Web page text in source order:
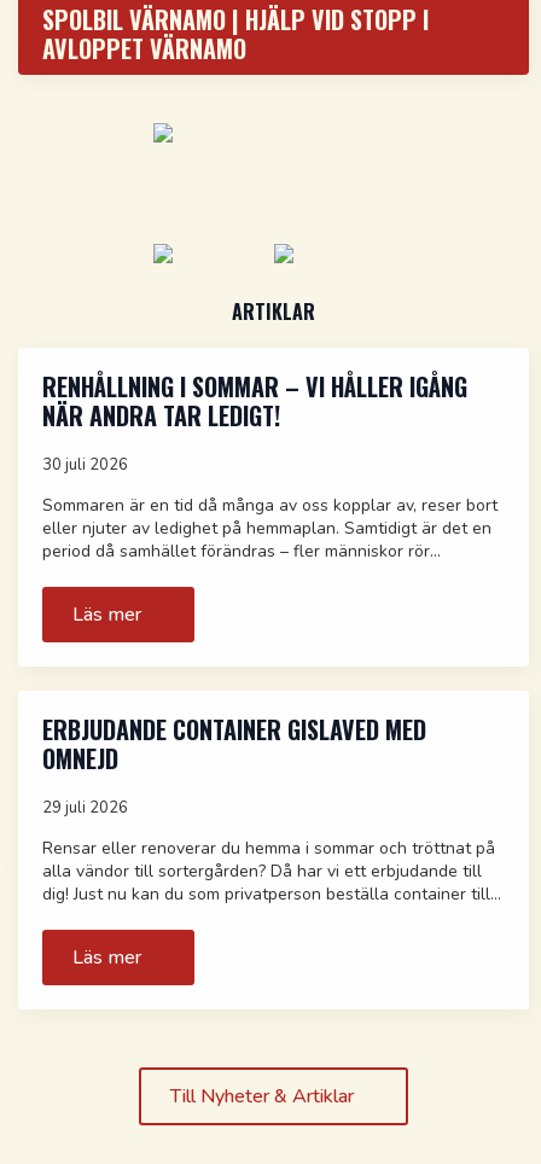
SPOLBIL VÄRNAMO | HJÄLP VID STOPP I
AVLOPPET VÄRNAMO
ARTIKLAR
RENHÅLLNING I SOMMAR – VI HÅLLER IGÅNG
NÄR ANDRA TAR LEDIGT!
30 juli 2026
Sommaren är en tid då många av oss kopplar av, reser bort
eller njuter av ledighet på hemmaplan. Samtidigt är det en
period då samhället förändras – fler människor rör…
Läs mer
ERBJUDANDE CONTAINER GISLAVED MED
OMNEJD
29 juli 2026
Rensar eller renoverar du hemma i sommar och tröttnat på
alla vändor till sortergården? Då har vi ett erbjudande till
dig! Just nu kan du som privatperson beställa container till…
Läs mer
Till Nyheter & Artiklar